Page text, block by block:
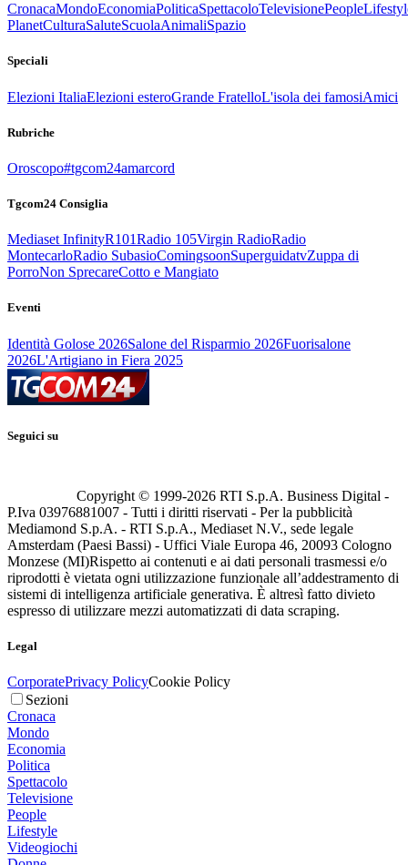
CronacaMondoEconomiaPoliticaSpettacoloTelevisionePeople
PlanetCulturaSaluteScuolaAnimaliSpazio
Speciali
Elezioni ItaliaElezioni esteroGrande FratelloL'isola dei famosiAmici
Rubriche
Oroscopo#tgcom24amarcord
Tgcom24 Consiglia
Mediaset InfinityR101Radio 105Virgin RadioRadio
MontecarloRadio SubasioComingsoonSuperguidatvZuppa di
PorroNon SprecareCotto e Mangiato
Eventi
Identità Golose 2026Salone del Risparmio 2026Fuorisalone
2026L'Artigiano in Fiera 2025
Seguici su
Copyright © 1999-2026 RTI S.p.A. Business Digital -
P.Iva 03976881007 - Tutti i diritti riservati - Per la pubblicità
Mediamond S.p.A. - RTI S.p.A., Mediaset N.V., sede legale
Amsterdam (Paesi Bassi) - Uffici Viale Europa 46, 20093 Cologno
Monzese (MI)Rispetto ai contenuti e ai dati personali trasmessi e/o
riprodotti è vietata ogni utilizzazione funzionale all’addestramento di
sistemi di intelligenza artificiale generativa. È altresì fatto divieto
espresso di utilizzare mezzi automatizzati di data scraping.
Legal
CorporatePrivacy PolicyCookie Policy
Sezioni
Cronaca
Mondo
Economia
Politica
Spettacolo
Televisione
People
Lifestyle
Videogiochi